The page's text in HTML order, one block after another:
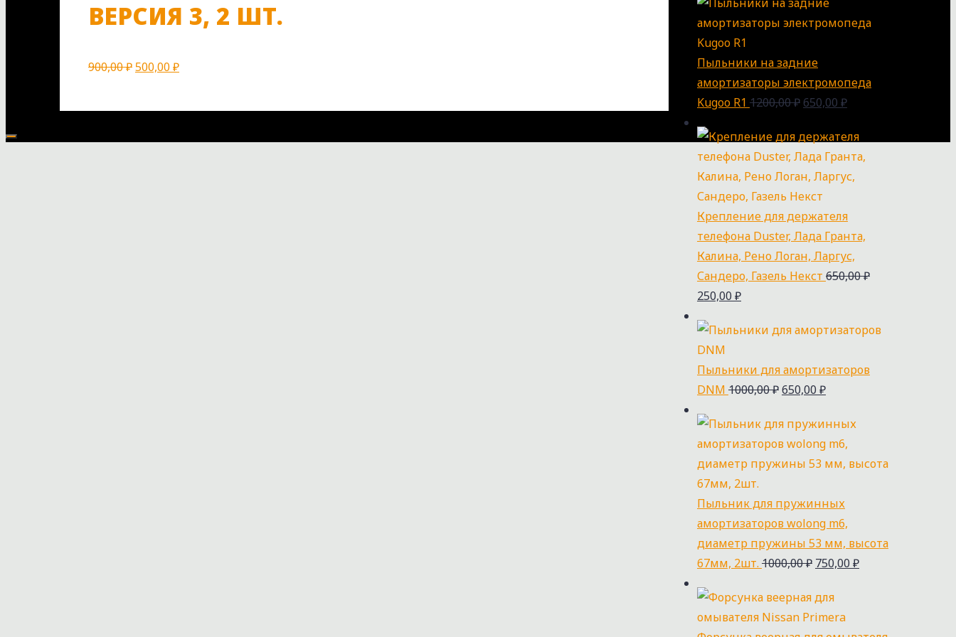
ВЕРСИЯ 3, 2 ШТ.
900,00₽500,00₽
Пыльники на задние
амортизаторы электромопеда
Kugoo R1 1200,00₽ 650,00 ₽
Крепление для держателя
телефона Duster, Лада Гранта,
Калина, Рено Логан, Ларгус,
Сандеро, Газель Некст 650,00₽
250,00 ₽
Пыльники для амортизаторов
DNM 1000,00₽650,00 ₽
Пыльник для пружинных
амортизаторов wolong m6,
диаметр пружины 53 мм, высота
67мм, 2шт. 1000,00₽ 750,00 ₽